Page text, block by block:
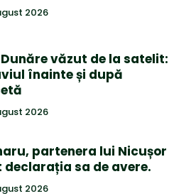
2026
văzut de la satelit:
înainte și după
2026
partenera lui Nicușor
declarația sa de avere.
2026